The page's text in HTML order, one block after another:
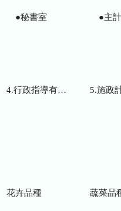
●秘書室 ●主
4.行政指導有關文書 5.施政計畫、業務
花卉品種 蔬菜品